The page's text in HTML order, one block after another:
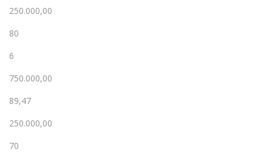
250.000,00
80
6
750.000,00
89,47
250.000,00
70